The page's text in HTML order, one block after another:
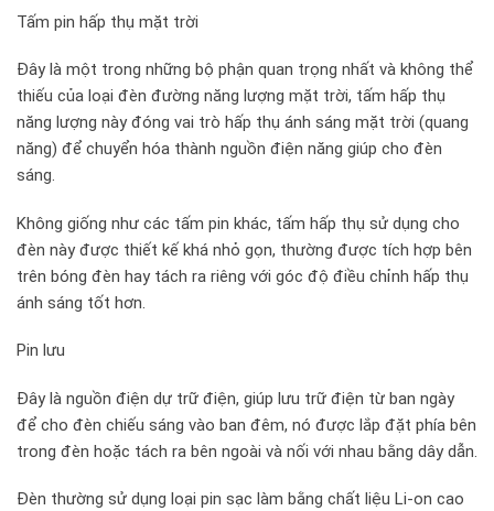
Tấm pin hấp thụ mặt trời
Đây là một trong những bộ phận quan trọng nhất và không thể
thiếu của loại đèn đường năng lượng mặt trời, tấm hấp thụ
năng lượng này đóng vai trò hấp thụ ánh sáng mặt trời (quang
năng) để chuyển hóa thành nguồn điện năng giúp cho đèn
sáng.
Không giống như các tấm pin khác, tấm hấp thụ sử dụng cho
đèn này được thiết kế khá nhỏ gọn, thường được tích hợp bên
trên bóng đèn hay tách ra riêng với góc độ điều chỉnh hấp thụ
ánh sáng tốt hơn.
Pin lưu
Đây là nguồn điện dự trữ điện, giúp lưu trữ điện từ ban ngày
để cho đèn chiếu sáng vào ban đêm, nó được lắp đặt phía bên
trong đèn hoặc tách ra bên ngoài và nối với nhau bằng dây dẫn.
Đèn thường sử dụng loại pin sạc làm bằng chất liệu Li-on cao